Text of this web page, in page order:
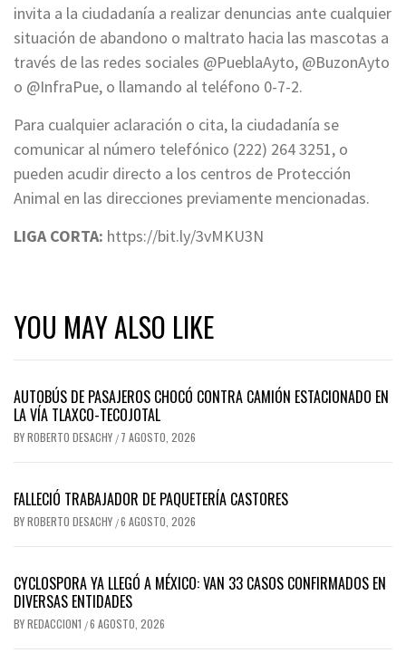
invita a la ciudadanía a realizar denuncias ante cualquier
situación de abandono o maltrato hacia las mascotas a
través de las redes sociales @PueblaAyto, @BuzonAyto
o @InfraPue, o llamando al teléfono 0-7-2.
Para cualquier aclaración o cita, la ciudadanía se
comunicar al número telefónico (222) 264 3251, o
pueden acudir directo a los centros de Protección
Animal en las direcciones previamente mencionadas.
LIGA CORTA: https://bit.ly/3vMKU3N
YOU MAY ALSO LIKE
AUTOBÚS DE PASAJEROS CHOCÓ CONTRA CAMIÓN ESTACIONADO EN
LA VÍA TLAXCO-TECOJOTAL
BYROBERTO DESACHY / 7 AGOSTO, 2026
FALLECIÓ TRABAJADOR DE PAQUETERÍA CASTORES
BYROBERTO DESACHY /6 AGOSTO, 2026
CYCLOSPORA YA LLEGÓ A MÉXICO: VAN 33 CASOS CONFIRMADOS EN
DIVERSAS ENTIDADES
BYREDACCION1 /6 AGOSTO, 2026